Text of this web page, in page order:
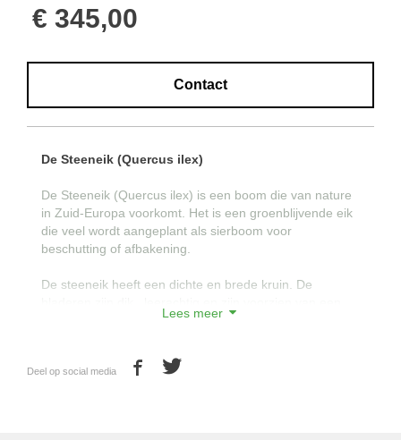
€ 345,00
Contact
De Steeneik (Quercus ilex)
De Steeneik (Quercus ilex) is een boom die van nature
in Zuid-Europa voorkomt. Het is een groenblijvende eik
die veel wordt aangeplant als sierboom voor
beschutting of afbakening.
De steeneik heeft een dichte en brede kruin. De
hulstachtige getande rand als bescherming tegen vraat.
Door het dicht en groenblijvende bladerdek van de
steeneik is het een ideale boom voor duurzame groene
Lees meer
Deel op social media